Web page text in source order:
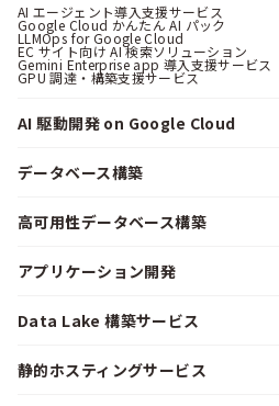
AI エージェント導入支援サービス
Google Cloud かんたん AI パック
LLMOps for Google Cloud
EC サイト向け AI 検索ソリューション
Gemini Enterprise app 導入支援サービス
GPU 調達・構築支援サービス
AI 駆動開発 on Google Cloud
データベース構築
高可用性データベース構築
アプリケーション開発
Data Lake 構築サービス
静的ホスティングサービス